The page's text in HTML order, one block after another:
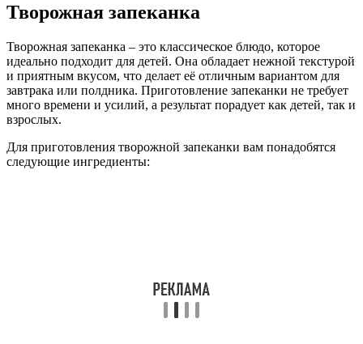
Творожная запеканка
Творожная запеканка – это классическое блюдо, которое
идеально подходит для детей. Она обладает нежной текстурой
и приятным вкусом, что делает её отличным вариантом для
завтрака или полдника. Приготовление запеканки не требует
много времени и усилий, а результат порадует как детей, так и
взрослых.
Для приготовления творожной запеканки вам понадобятся
следующие ингредиенты: